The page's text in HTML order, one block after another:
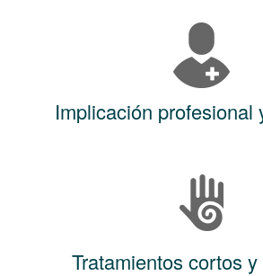
Implicación profesional
Tratamientos cortos